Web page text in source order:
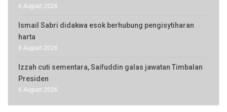
6 August 2026
Ismail Sabri didakwa esok berhubung pengisytiharan
harta
6 August 2026
Izzah cuti sementara, Saifuddin galas jawatan Timbalan
Presiden
6 August 2026